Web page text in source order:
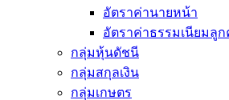
อัตราค่านายหน้า
อัตราค่าธรรมเนียมลู
กลุ่มหุ้นดัชนี
กลุ่มสกุลเงิน
กลุ่มเกษตร